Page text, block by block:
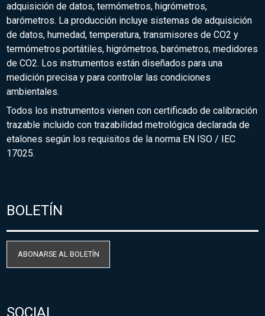
adquisición de datos, termómetros, higrómetros,
barómetros. La producción incluye sistemas de adquisición
de datos, humedad, temperatura, transmisores de CO2 y
termómetros portátiles, higrómetros, barómetros, medidores
de CO2. Los instrumentos están diseñados para una
medición precisa y para controlar las condiciones
ambientales.
Todos los instrumentos vienen con certificado de calibración
trazable incluido con trazabilidad metrológica declarada de
etalones según los requisitos de la norma EN ISO / IEC
17025.
BOLETÍN
ABONARSE AL BOLETÍN
SOCIAL